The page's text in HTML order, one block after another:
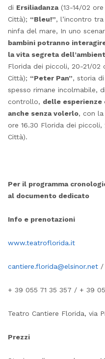
di Ersiliadanza(13-14/02 ore
Città); “Bleu!”, l’incontro
ninfa del mare, In uno
bambini potranno
la vita segreta
Florida dei piccoli, 20-21/02
Città); “Peter Pan”, storia di
spesso rimane incolmabile,
controllo, delle esperienze
anche senza volerlo, con la
ore 16.30 Florida dei
Città).
Per il programma
al documento dedicato
Info e prenotazioni
www.teatroflorida.it
cantiere.florida@elsinor.net/
+ 39 055 71 35 357 / + 39
Teatro Cantiere Florida, via
Prezzi